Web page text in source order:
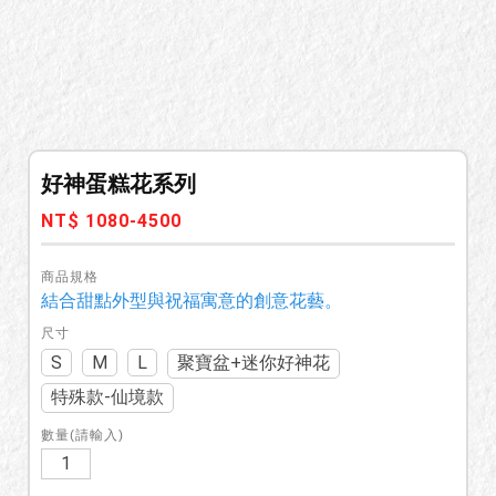
好神蛋糕花系列
NT$ 1080-4500
商品規格
結合甜點外型與祝福寓意的創意花藝。
尺寸
S M L
聚寶盆+迷你好神花
特殊款-仙境款
數量(請輸入)